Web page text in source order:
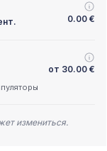
0.00 €
от 30.00 €
измениться.